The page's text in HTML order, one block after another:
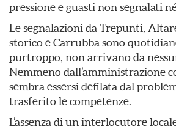
pressione e guasti non segnalati
Le segnalazioni da Trepunti,
storico e Carrubba sono
purtroppo, non arrivano da
Nemmeno dall’amministrazione
sembra essersi defilata dal
trasferito le competenze.
L’assenza di un interlocutore